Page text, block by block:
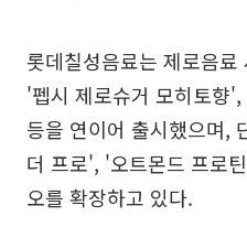
롯데칠성음료는 제로음
'펩시 제로슈거 모히토향
등을 연이어 출시했으며,
더 프로', '오트몬드 프로
오를 확장하고 있다.